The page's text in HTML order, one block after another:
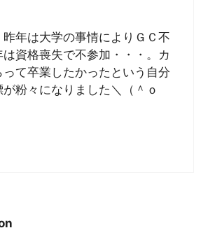
昨年は大学の事情によりＧＣ不
資格喪失で不参加・・・。カ
って卒業したかったという自分
粉々になりました＼（＾ｏ